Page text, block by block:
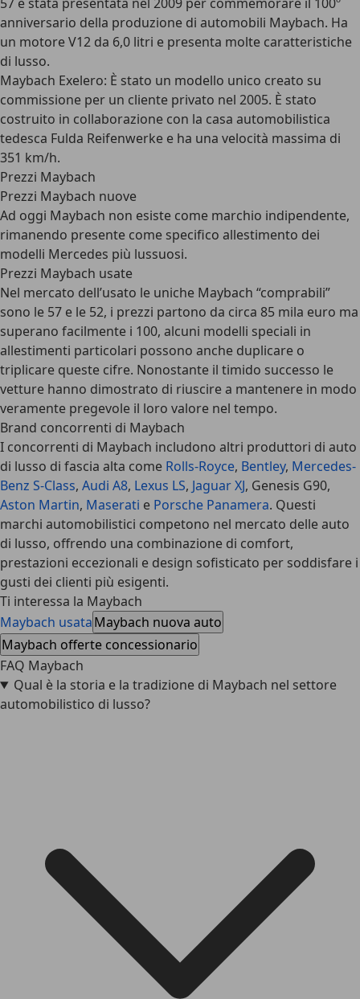
anniversario della produzione di automobili Maybach. Ha
un motore V12 da 6,0 litri e presenta molte caratteristiche
di lusso.
Maybach Exelero: È stato un modello unico creato su
commissione per un cliente privato nel 2005. È stato
costruito in collaborazione con la casa automobilistica
tedesca Fulda Reifenwerke e ha una velocità massima di
351 km/h.
Prezzi Maybach
Prezzi Maybach nuove
Ad oggi Maybach non esiste come marchio indipendente,
rimanendo presente come specifico allestimento dei
modelli Mercedes più lussuosi.
Prezzi Maybach usate
Nel mercato dell’usato le uniche Maybach “comprabili”
sono le 57 e le 52, i prezzi partono da circa 85 mila euro ma
superano facilmente i 100, alcuni modelli speciali in
allestimenti particolari possono anche duplicare o
triplicare queste cifre. Nonostante il timido successo le
vetture hanno dimostrato di riuscire a mantenere in modo
veramente pregevole il loro valore nel tempo.
Brand concorrenti di Maybach
I concorrenti di Maybach includono altri produttori di auto
di lusso di fascia alta come Rolls-Royce, Bentley, Mercedes-
Benz S-Class, Audi A8, Lexus LS, Jaguar XJ, Genesis G90,
Aston Martin, Maserati e Porsche Panamera. Questi
marchi automobilistici competono nel mercato delle auto
di lusso, offrendo una combinazione di comfort,
prestazioni eccezionali e design sofisticato per soddisfare i
gusti dei clienti più esigenti.
Ti interessa la Maybach
Maybach usataMaybach nuova auto
Maybach offerte concessionario
FAQ Maybach
Qual è la storia e la tradizione di Maybach nel settore
automobilistico di lusso?